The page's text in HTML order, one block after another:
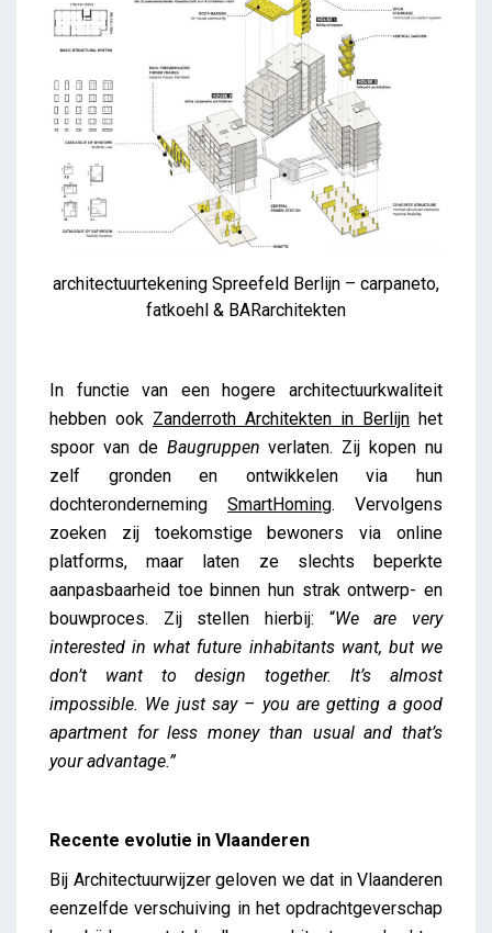
architectuurtekening Spreefeld Berlijn – carpaneto,
fatkoehl & BARarchitekten
In functie van een hogere architectuurkwaliteit
hebben ook Zanderroth Architekten in Berlijn het
spoor van de Baugruppen verlaten. Zij kopen nu
zelf gronden en ontwikkelen via hun
dochteronderneming SmartHoming. Vervolgens
zoeken zij toekomstige bewoners via online
platforms, maar laten ze slechts beperkte
aanpasbaarheid toe binnen hun strak ontwerp- en
bouwproces. Zij stellen hierbij: “We are very
interested in what future inhabitants want, but we
don’t want to design together. It’s almost
impossible. We just say – you are getting a good
apartment for less money than usual and that’s
your advantage.”
Recente evolutie in Vlaanderen
Bij Architectuurwijzer geloven we dat in Vlaanderen
eenzelfde verschuiving in het opdrachtgeverschap